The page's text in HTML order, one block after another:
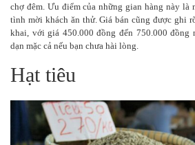
chợ đêm. Ưu điểm của những gian hàng này là
tình mời khách ăn thử. Giá bán cũng được ghi
khai, với giá 450.000 đồng đến 750.000 đồng
dạn mặc cả nếu bạn chưa hài lòng.
Hạt tiêu